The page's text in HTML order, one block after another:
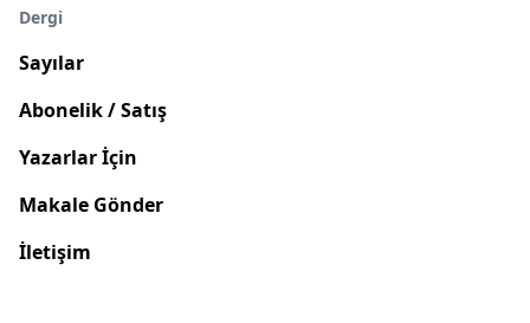
Dergi
Sayılar
Abonelik / Satış
Yazarlar İçin
Makale Gönder
İletişim